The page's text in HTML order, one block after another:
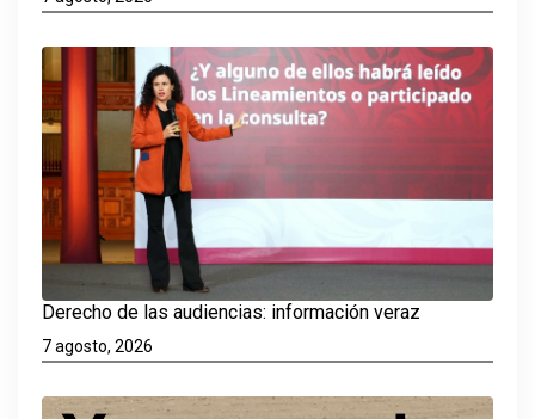
Derecho de las audiencias: información veraz
7 agosto, 2026